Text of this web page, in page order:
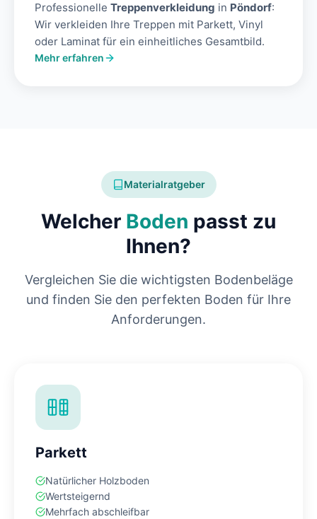
Professionelle Treppenverkleidung in Pöndorf:
Wir verkleiden Ihre Treppen mit Parkett, Vinyl
oder Laminat für ein einheitliches Gesamtbild.
Mehr erfahren
Materialratgeber
Welcher Boden passt zu
Ihnen?
Vergleichen Sie die wichtigsten Bodenbeläge
und finden Sie den perfekten Boden für Ihre
Anforderungen.
Parkett
Natürlicher Holzboden
Wertsteigernd
Mehrfach abschleifbar